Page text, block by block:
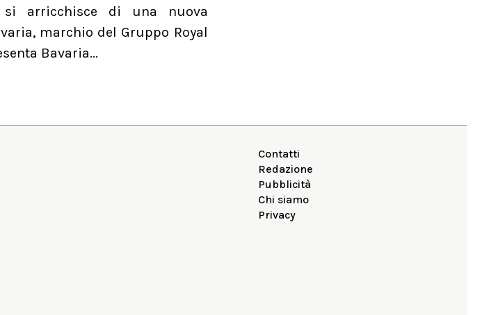
si arricchisce di una nuova
marchio del Gruppo Royal
Bavaria...
Contatti
Redazione
Pubblicità
Chi siamo
Privacy